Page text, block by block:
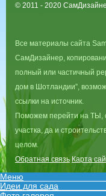
© 2011 - 2020
Все материалы сайта
СамДизайнер,
полный или частичный
дом в Шотландии”,
ссылки на источник.
Поможем перейти на ТЫ,
участка, да и
целом.
Обратная связь Карта
Меню
Идеи для сада